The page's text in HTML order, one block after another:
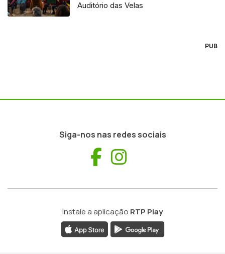
Auditório das Velas
PUB
Siga-nos nas redes sociais
Facebook
Instale a aplicação RTP Play